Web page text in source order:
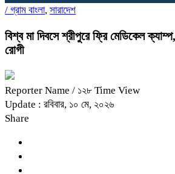
/ গ্রাম বাংলা, সারাদেশ
বিশ্ব মা দিবসে শ্রীপুরে ফ্রি মেডিকেল
রোগী
Reporter Name / ১২৮ Time View
Update : রবিবার, ১০ মে, ২০২৬
Share